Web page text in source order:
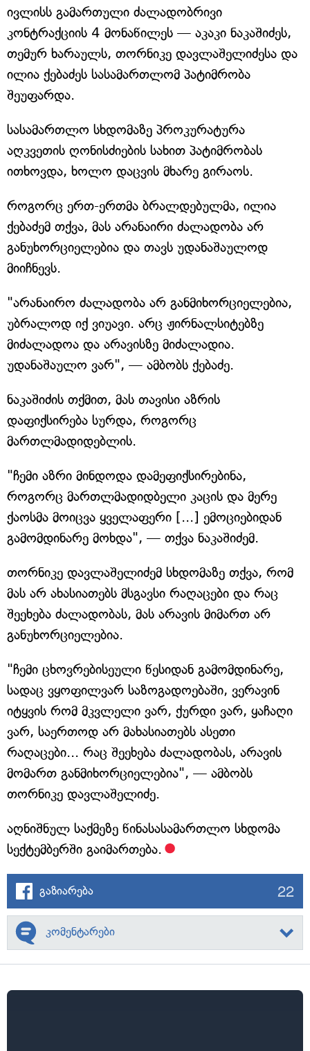
ივლისს გამართული ძალადობრივი
კონტრაქციის 4 მონაწილეს — აკაკი ნაკაშიძეს,
თემურ ხარაულს, თორნიკე დავლაშელიძესა და
ილია ქებაძეს სასამართლომ პატიმრობა
შეუფარდა.
სასამართლო სხდომაზე პროკურატურა
აღკვეთის ღონისძიების სახით პატიმრობას
ითხოვდა, ხოლო დაცვის მხარე გირაოს.
როგორც ერთ-ერთმა ბრალდებულმა, ილია
ქებაძემ თქვა, მას არანაირი ძალადობა არ
განუხორციელებია და თავს უდანაშაულოდ
მიიჩნევს.
"არანაირო ძალადობა არ განმიხორციელებია,
უბრალოდ იქ ვიუავი. არც ჟირნალსიტებზე
მიძალადოა და არავისზე მიძალადია.
უდანაშაულო ვარ", — ამბობს ქებაძე.
ნაკაშიძის თქმით, მას თავისი აზრის
დაფიქსირება სურდა, როგორც
მართლმადიდებლის.
"ჩემი აზრი მინდოდა დამეფიქსირებინა,
როგორც მართლმადიდბელი კაცის და მერე
ქაოსმა მოიცვა ყველაფერი [...] ემოციებიდან
გამომდინარე მოხდა", — თქვა ნაკაშიძემ.
თორნიკე დავლაშელიძემ სხდომაზე თქვა, რომ
მას არ ახასიათებს მსგავსი რაღაცები და რაც
შეეხება ძალადობას, მას არავის მიმართ არ
განუხორციელებია.
"ჩემი ცხოვრებისეული წესიდან გამომდინარე,
სადაც ვყოფილვარ საზოგადოებაში, ვერავინ
იტყვის რომ მკვლელი ვარ, ქურდი ვარ, ყაჩაღი
ვარ, საერთოდ არ მახასიათებს ასეთი
რაღაცები... რაც შეეხება ძალადობას, არავის
მომართ განმიხორციელებია", — ამბობს
თორნიკე დავლაშელიძე.
აღნიშნულ საქმეზე წინასასამართლო სხდომა
სექტემბერში გაიმართება.
გაზიარება 22
კომენტარები